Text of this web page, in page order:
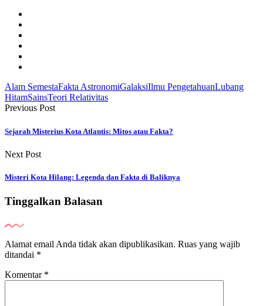
Alam SemestaFakta AstronomiGalaksiIlmu PengetahuanLubang
HitamSainsTeori Relativitas
Previous Post
Sejarah Misterius Kota Atlantis: Mitos atau Fakta?
Next Post
Misteri Kota Hilang: Legenda dan Fakta di Baliknya
Tinggalkan Balasan
Alamat email Anda tidak akan dipublikasikan. Ruas yang wajib
ditandai *
Komentar *